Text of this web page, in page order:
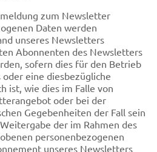
zum Newsletter
Daten werden
unseres Newsletters
Abonnenten des Newsletters
sofern dies für den Betrieb
eine diesbezügliche
ist, wie dies im Falle von
oder bei der
Gegebenheiten der Fall sein
der im Rahmen des
personenbezogenen
unseres Newsletters